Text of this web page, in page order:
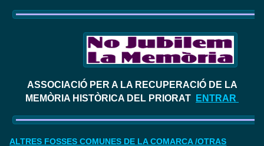
ASSOCIACIÓ PER A LA RECUPERACIÓ DE LA
MEMÒRIA HISTÒRICA DEL PRIORAT
ENTRAR
ALTRES FOSSES COMUNES DE LA COMARCA /OTRAS